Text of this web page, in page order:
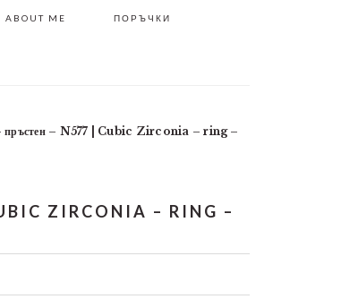
ME ПОРЪЧКИ
пръстен – N577 | Cubic Zirconia – ring –
ZIRCONIA – RING –